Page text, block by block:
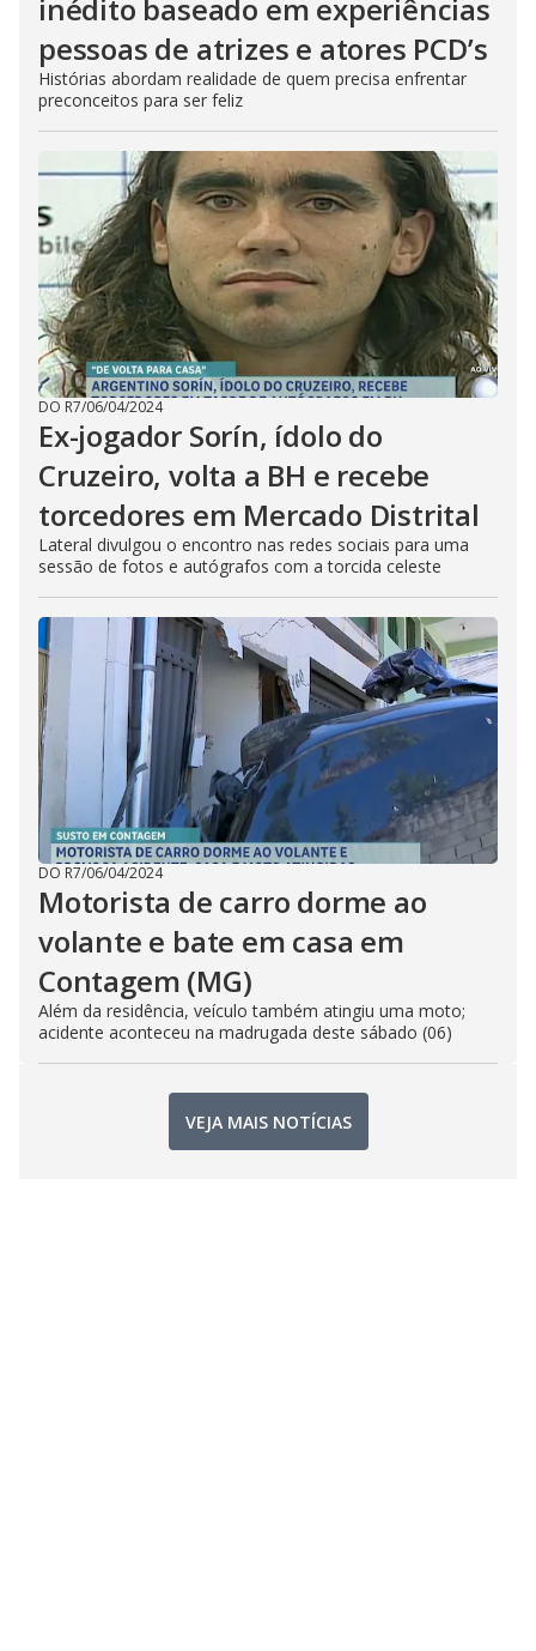
inédito baseado em experiências
pessoas de atrizes e atores PCD’s
Histórias abordam realidade de quem precisa enfrentar
preconceitos para ser feliz
DO R7/06/04/2024
Ex-jogador Sorín, ídolo do
Cruzeiro, volta a BH e recebe
torcedores em Mercado Distrital
Lateral divulgou o encontro nas redes sociais para uma
sessão de fotos e autógrafos com a torcida celeste
DO R7/06/04/2024
Motorista de carro dorme ao
volante e bate em casa em
Contagem (MG)
Além da residência, veículo também atingiu uma moto;
acidente aconteceu na madrugada deste sábado (06)
VEJA MAIS NOTÍCIAS